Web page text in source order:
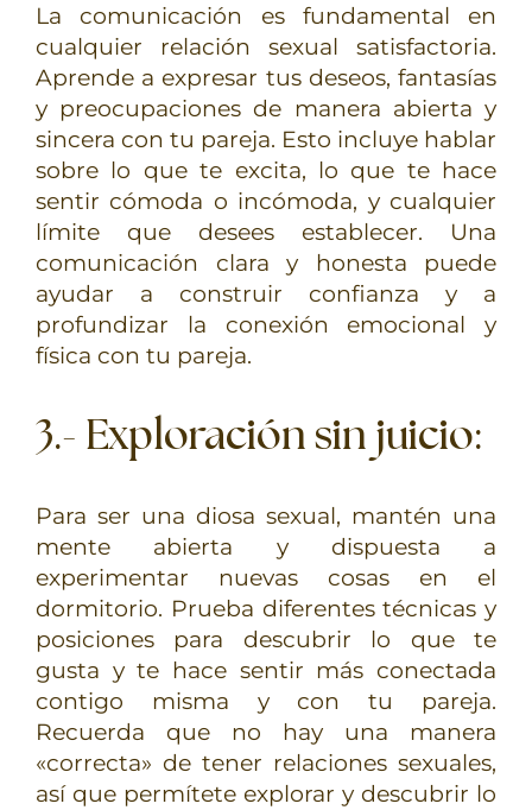
La comunicación es fundamental en
cualquier relación sexual satisfactoria.
Aprende a expresar tus deseos, fantasías
y preocupaciones de manera abierta y
sincera con tu pareja. Esto incluye hablar
sobre lo que te excita, lo que te hace
sentir cómoda o incómoda, y cualquier
límite que desees establecer. Una
comunicación clara y honesta puede
ayudar a construir confianza y a
profundizar la conexión emocional y
física con tu pareja.
3.- Exploración sin juicio:
Para ser una diosa sexual, mantén una
mente abierta y dispuesta a
experimentar nuevas cosas en el
dormitorio. Prueba diferentes técnicas y
posiciones para descubrir lo que te
gusta y te hace sentir más conectada
contigo misma y con tu pareja.
Recuerda que no hay una manera
«correcta» de tener relaciones sexuales,
así que permítete explorar y descubrir lo